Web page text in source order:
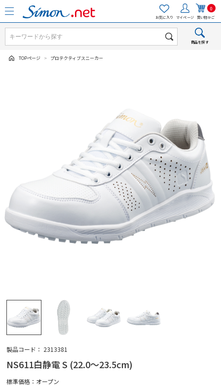
お気に入り マイページ
0
買い物かご
商品を探す
TOPページ > プロテクティブスニーカー
製品コード： 2313381
NS611白静電 S (22.0～23.5cm)
標準価格： オープン